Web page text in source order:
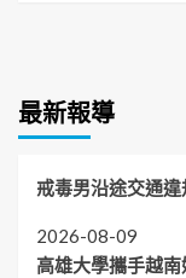
最新報導
戒毒男沿途交通
2026-08-09
高雄大學攜手越